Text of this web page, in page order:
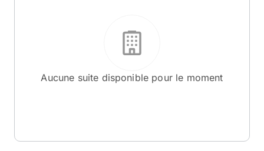
Aucune suite disponible pour le moment